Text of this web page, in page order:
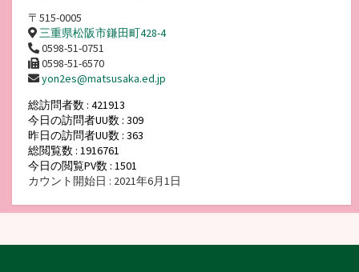
〒515-0005
三重県松阪市鎌田町428-4
0598-51-0751
0598-51-6570
yon2es@matsusaka.ed.jp
総訪問者数 : 421913
今日の訪問者UU数 : 309
昨日の訪問者UU数 : 363
総閲覧数 : 1916761
今日の閲覧PV数 : 1501
カウント開始日 : 2021年6月1日